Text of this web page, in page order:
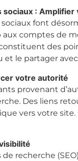
sociaux :
font
comptes de
des
et le partager
votre autorité
provenant
Des liens
vers votre
recherche